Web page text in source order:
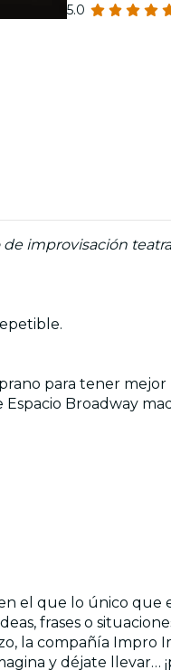
5.0
improvisación
para tener mejor
Broadway
el que lo único que
frases o
la compañía Impro
y déjate llevar…